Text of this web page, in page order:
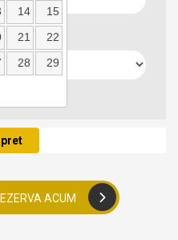
ACUM
14
15
21
22
28
29